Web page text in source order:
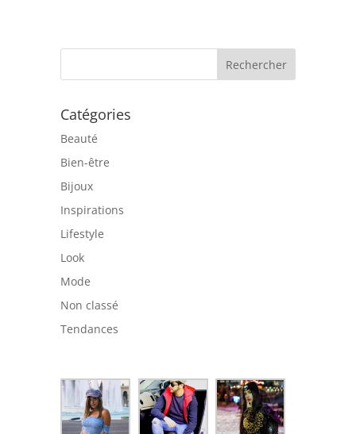
Catégories
Beauté
Bien-être
Bijoux
Inspirations
Lifestyle
Look
Mode
Non classé
Tendances